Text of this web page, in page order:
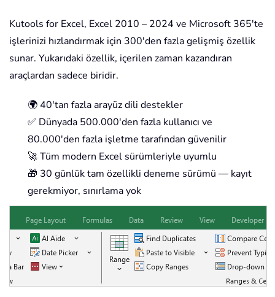
Kutools for Excel, Excel 2010 – 2024 ve Microsoft 365'te
işlerinizi hızlandırmak için 300'den fazla gelişmiş özellik
sunar. Yukarıdaki özellik, içerilen zaman kazandıran
araçlardan sadece biridir.
🌍 40'tan fazla arayüz dili destekler
✅ Dünyada 500.000'den fazla kullanıcı ve
80.000'den fazla işletme tarafından güvenilir
🚀 Tüm modern Excel sürümleriyle uyumlu
🎁 30 günlük tam özellikli deneme sürümü — kayıt
gerekmiyor, sınırlama yok